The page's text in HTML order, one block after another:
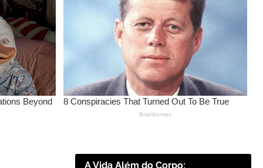
A Vida Além do Corpo: